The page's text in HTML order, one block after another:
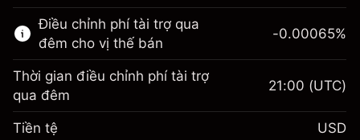
Tìm hiểu thêm về:
CFD
Biên lợi nhuận. Đầu tư
Điều chỉnh phí tài trợ qua
đêm cho vị thế bán
-0.00065%
Thời gian điều chỉnh phí tài trợ
qua đêm
21:00 (UTC)
Tiền tệ USD